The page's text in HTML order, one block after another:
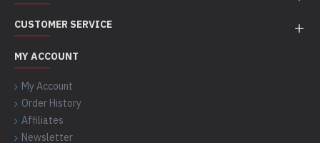
CUSTOMER SERVICE
MY ACCOUNT
My Account
Order History
Affiliates
Newsletter